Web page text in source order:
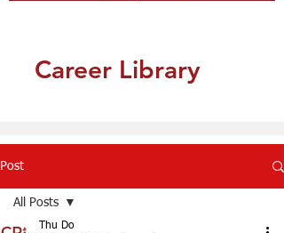
Career Library
Post
All Posts
Thu Do